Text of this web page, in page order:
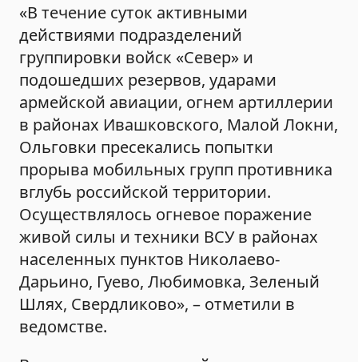
«В течение суток активными
действиями подразделений
группировки войск «Север» и
подошедших резервов, ударами
армейской авиации, огнем артиллерии
в районах Ивашковского, Малой Локни,
Ольговки пресекались попытки
прорыва мобильных групп противника
вглубь российской территории.
Осуществлялось огневое поражение
живой силы и техники ВСУ в районах
населенных пунктов Николаево-
Дарьино, Гуево, Любимовка, Зеленый
Шлях, Свердликово», – отметили в
ведомстве.